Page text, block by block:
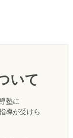
いて
塾に
導が受けら